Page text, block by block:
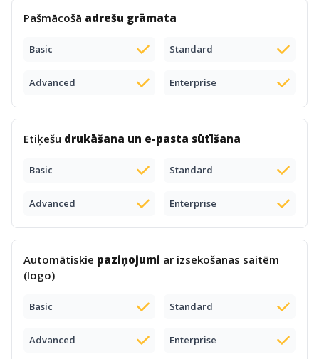
Pašmācošā adrešu grāmata
Basic Standard
Advanced Enterprise
Etiķešu drukāšana un e-pasta sūtīšana
Basic Standard
Advanced Enterprise
Automātiskie paziņojumi ar izsekošanas saitēm
(logo)
Basic Standard
Advanced Enterprise